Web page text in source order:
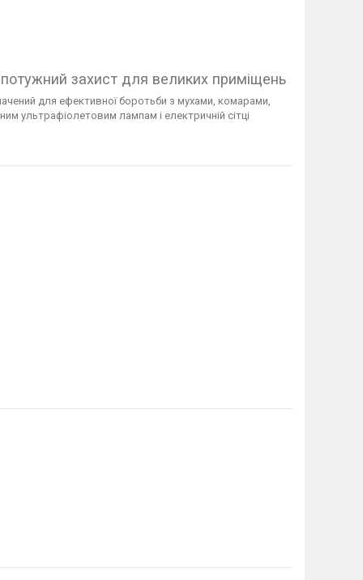
захист для великих приміщень
для ефективної боротьби з мухами, комарами,
ультрафіолетовим лампам і електричній сітці